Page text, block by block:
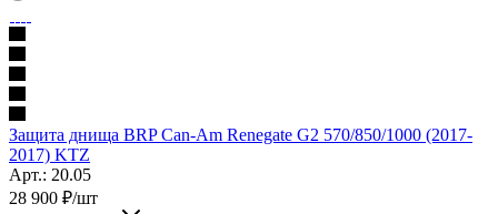
Защита днища BRP Can-Am Renegate G2 570/850/1000 (2017-
2017) KTZ
Арт.: 20.05
28 900 ₽/шт